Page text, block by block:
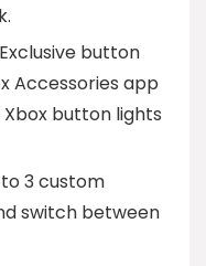
Exclusive button
Accessories app
button lights
to 3 custom
switch between